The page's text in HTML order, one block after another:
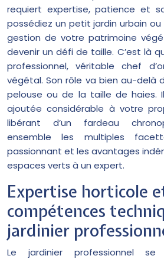
requiert expertise, patience et
possédiez un petit jardin urbain
gestion de votre patrimoine
devenir un défi de taille. C’est là
professionnel, véritable chef
végétal. Son rôle va bien au-delà
pelouse ou de la taille de haies.
ajoutée considérable à votre
libérant d’un fardeau
ensemble les multiples
passionnant et les avantages
espaces verts à un expert.
Expertise horticole
compétences
jardinier
Le jardinier professionnel